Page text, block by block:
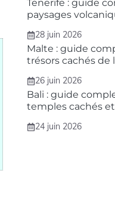
Tenerife : guide
paysages
28 juin 2026
Malte : guide
trésors cachés de
26 juin 2026
Bali : guide
temples cachés
24 juin 2026